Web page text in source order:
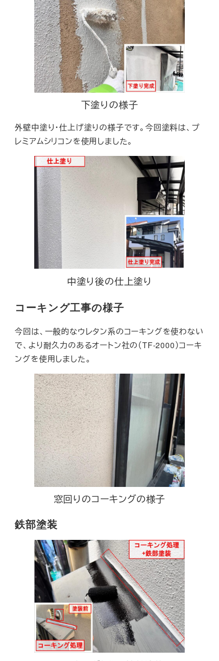
下塗りの様子
外壁中塗り・仕上げ塗りの様子です。今回塗料は、プ
レミアムシリコンを使用しました。
中塗り後の仕上塗り
コーキング工事の様子
今回は、一般的なウレタン系のコーキングを使わない
で、より耐久力のあるオートン社の（TF-2000）コーキ
ングを使用しました。
窓回りのコーキングの様子
鉄部塗装